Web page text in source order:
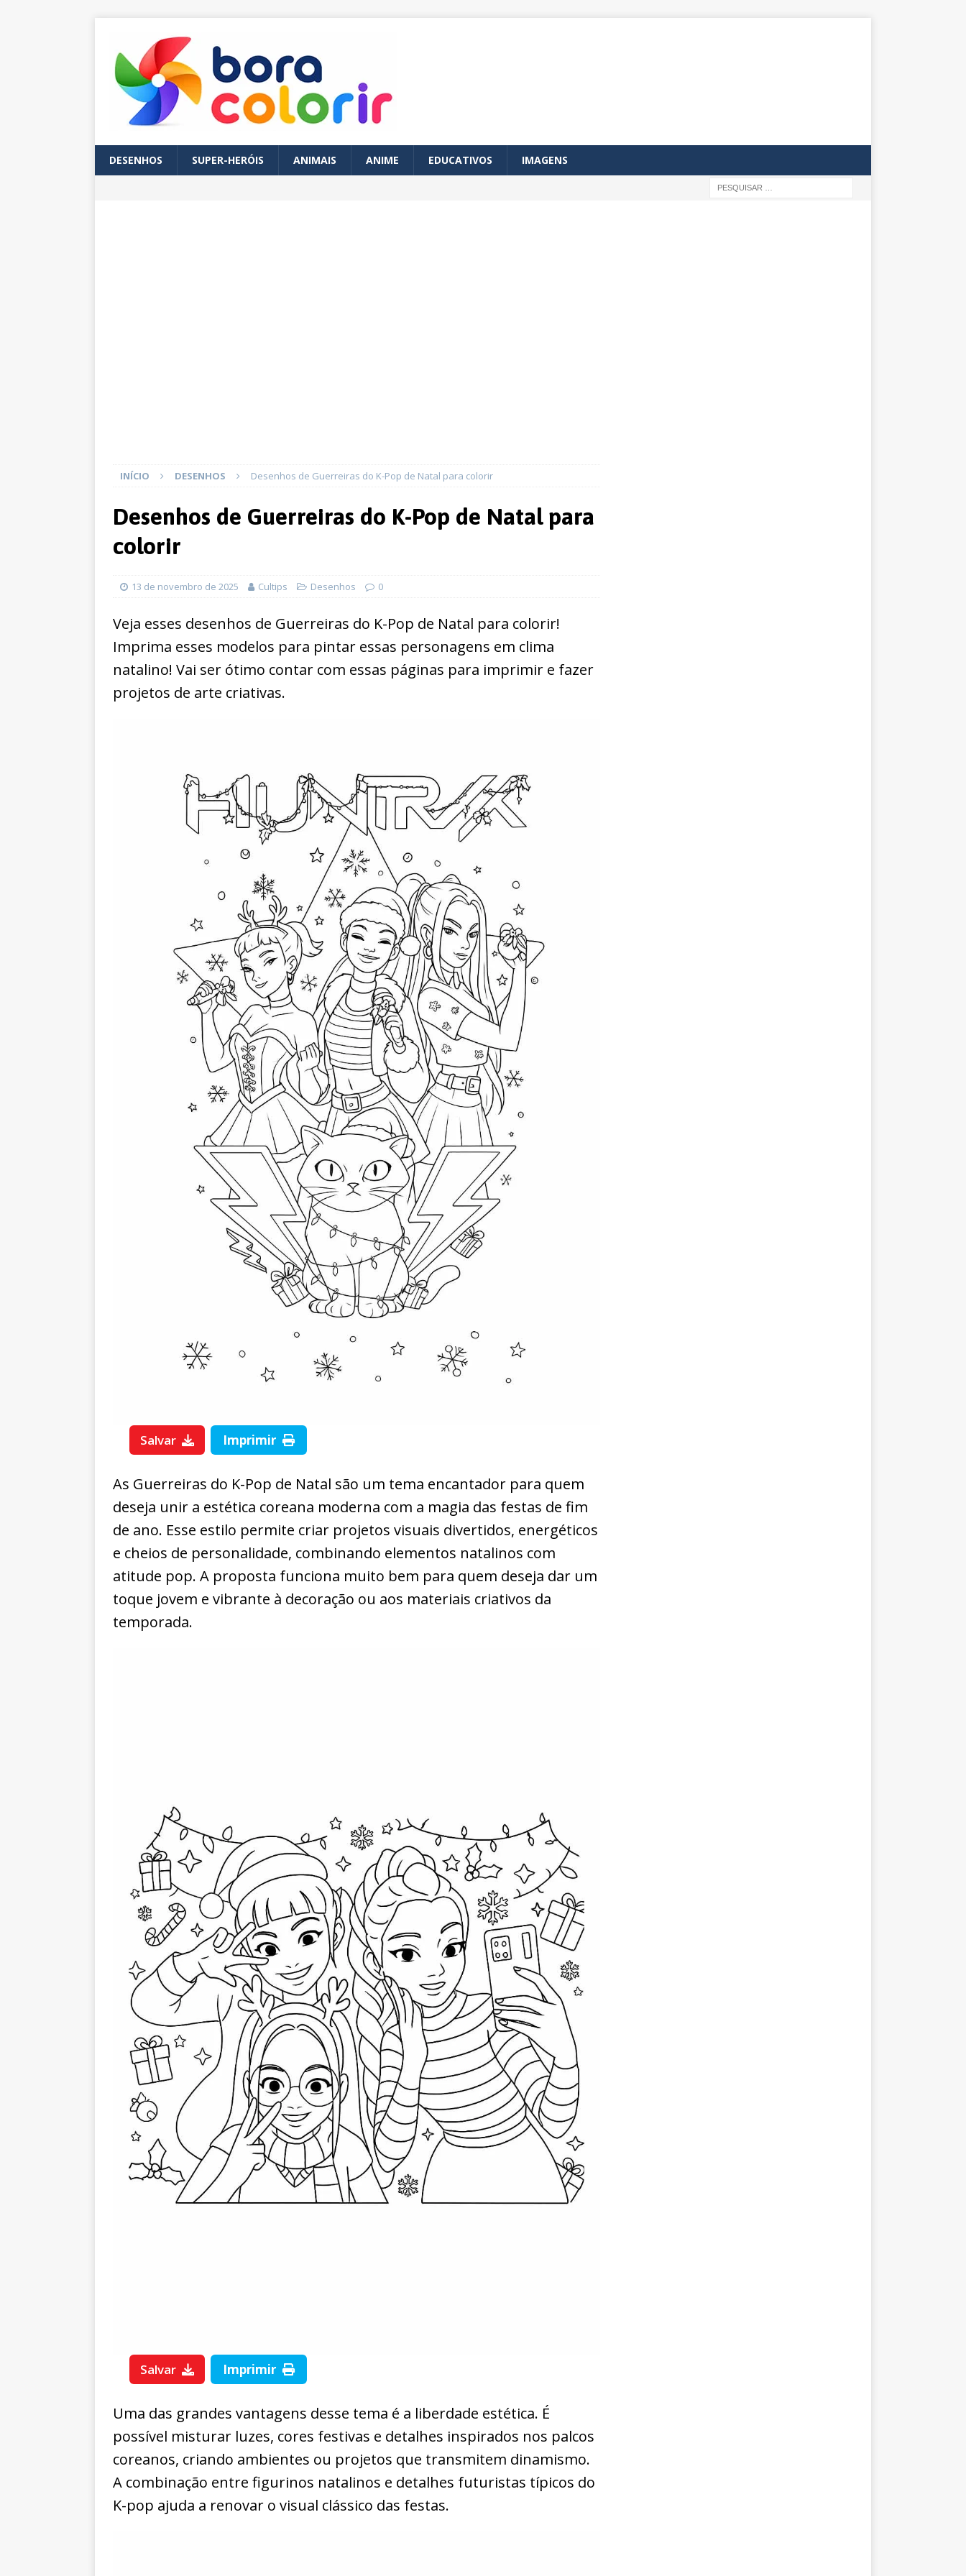
DESENHOS SUPER-HERÓIS ANIMAIS ANIME EDUCATIVOS IMAGENS
INÍCIO DESENHOS Desenhos de Guerreiras do K-Pop de Natal para colorir
Desenhos de Guerreiras do K-Pop de Natal para
colorir
13 de novembro de 2025 Cultips Desenhos 0
Veja esses desenhos de Guerreiras do K-Pop de Natal para colorir!
Imprima esses modelos para pintar essas personagens em clima
natalino! Vai ser ótimo contar com essas páginas para imprimir e fazer
projetos de arte criativas.
Salvar Imprimir
As Guerreiras do K-Pop de Natal são um tema encantador para quem
deseja unir a estética coreana moderna com a magia das festas de fim
de ano. Esse estilo permite criar projetos visuais divertidos, energéticos
e cheios de personalidade, combinando elementos natalinos com
atitude pop. A proposta funciona muito bem para quem deseja dar um
toque jovem e vibrante à decoração ou aos materiais criativos da
temporada.
Salvar Imprimir
Uma das grandes vantagens desse tema é a liberdade estética. É
possível misturar luzes, cores festivas e detalhes inspirados nos palcos
coreanos, criando ambientes ou projetos que transmitem dinamismo.
A combinação entre figurinos natalinos e detalhes futuristas típicos do
K-pop ajuda a renovar o visual clássico das festas.